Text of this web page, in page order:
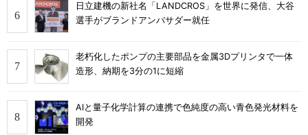
日立建機の新社名「LANDCROS」を世界に発信、大谷
選手がブランドアンバサダー就任
老朽化したポンプの主要部品を金属3Dプリンタで一体
造形、納期を3分の1に短縮
AIと量子化学計算の連携で色純度の高い青色発光材料を
開発